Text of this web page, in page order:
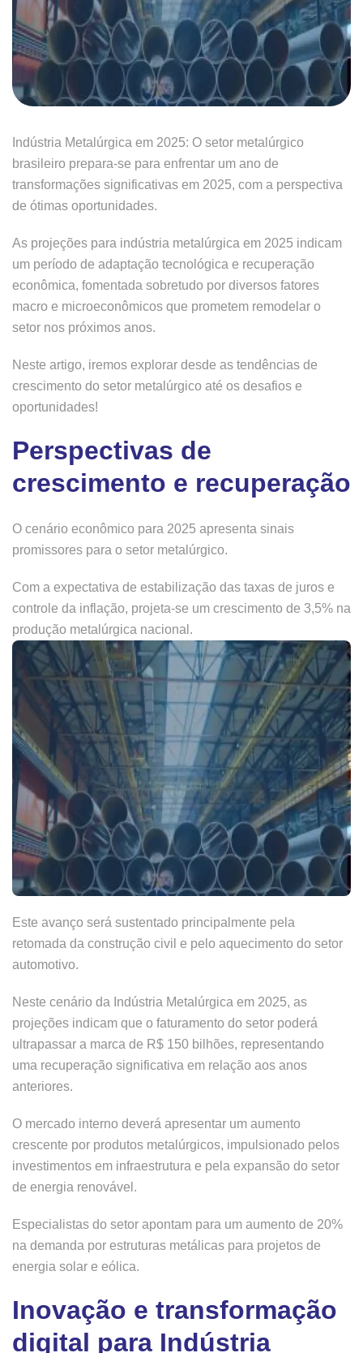
Indústria Metalúrgica em 2025: O setor metalúrgico
brasileiro prepara-se para enfrentar um ano de
transformações significativas em 2025, com a perspectiva
de ótimas oportunidades.
As projeções para indústria metalúrgica em 2025 indicam
um período de adaptação tecnológica e recuperação
econômica, fomentada sobretudo por diversos fatores
macro e microeconômicos que prometem remodelar o
setor nos próximos anos.
Neste artigo, iremos explorar desde as tendências de
crescimento do setor metalúrgico até os desafios e
oportunidades!
Perspectivas de
crescimento e recuperação
O cenário econômico para 2025 apresenta sinais
promissores para o setor metalúrgico.
Com a expectativa de estabilização das taxas de juros e
controle da inflação, projeta-se um crescimento de 3,5% na
produção metalúrgica nacional.
Este avanço será sustentado principalmente pela
retomada da construção civil e pelo aquecimento do setor
automotivo.
Neste cenário da Indústria Metalúrgica em 2025, as
projeções indicam que o faturamento do setor poderá
ultrapassar a marca de R$ 150 bilhões, representando
uma recuperação significativa em relação aos anos
anteriores.
O mercado interno deverá apresentar um aumento
crescente por produtos metalúrgicos, impulsionado pelos
investimentos em infraestrutura e pela expansão do setor
de energia renovável.
Especialistas do setor apontam para um aumento de 20%
na demanda por estruturas metálicas para projetos de
energia solar e eólica.
Inovação e transformação
digital para Indústria